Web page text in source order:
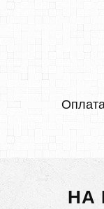
Оплата
НА